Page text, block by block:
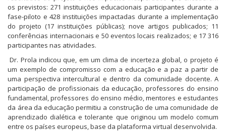
os previstos: 271 instituições educacionais participantes durante a
fase-piloto e 428 instituições impactadas durante a implementação
do projeto (17 instituições públicas); nove artigos publicados; 11
conferências internacionais e 50 eventos locais realizados; e 17 316
participantes nas atividades.
Dr. Prola indicou que, em um clima de incerteza global, o projeto é
um exemplo de compromisso com a educação e a paz a partir de
uma perspectiva intercultural e dentro da comunidade docente. A
participação de profissionais da educação, professores do ensino
fundamental, professores do ensino médio, mentores e estudantes
da área da educação permitiu a construção de uma comunidade de
aprendizado dialética e tolerante que originou um modelo comum
entre os países europeus, base da plataforma virtual desenvolvida.